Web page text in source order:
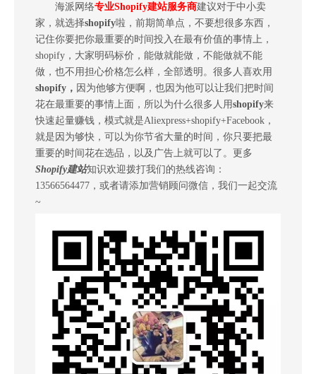
海派网络专业Shopify建站服务商建议对于中小卖
家，就选择shopify啦，前期简单点，不要想很多东西，
记住你要把你最重要的时间投入在最有价值的事情上，
shopify，大家明码标价，能做就能做，不能做就不能
做，也不用担心价格怎么样，全部透明。 很多人喜欢用
shopify ， 因为他够方便啊，也因为他可以让我们把时间
花在最重要的事情上面，所以为什么很多人用shopify来
快速起量赚钱，模式就是Aliexpress+shopify+Facebook，
就是因为够快，可以为你节省大量的时间，你只要把最
重要的时间花在选品，以及广告上就可以了。 更多
Shopify建站知识欢迎拨打我们的热线咨询：
13566564477，或者请添加营销顾问微信，我们一起交流
~